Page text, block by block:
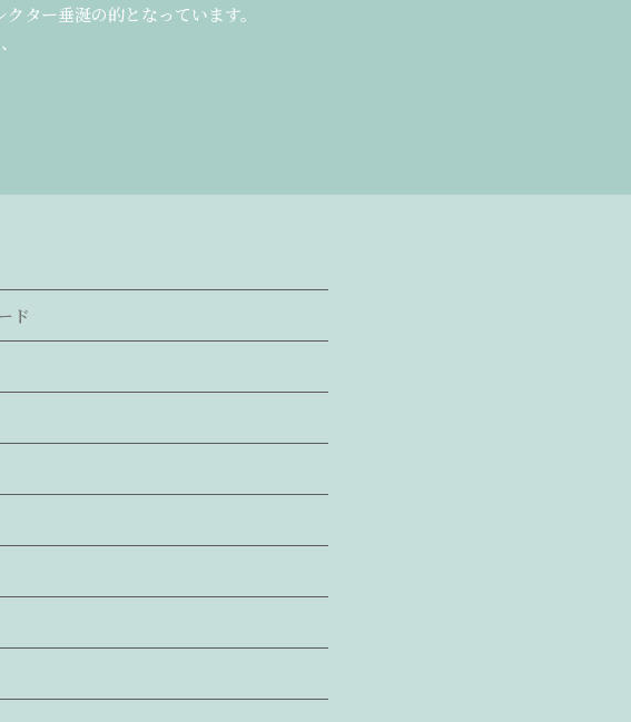
ター垂涎の的となっています。
ド